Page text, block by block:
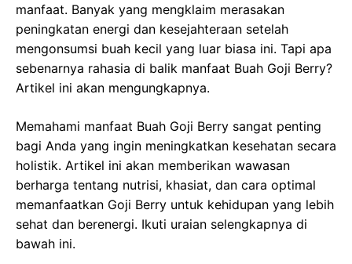
manfaat. Banyak yang mengklaim merasakan
peningkatan energi dan kesejahteraan setelah
mengonsumsi buah kecil yang luar biasa ini. Tapi apa
sebenarnya rahasia di balik manfaat Buah Goji Berry?
Artikel ini akan mengungkapnya.
Memahami manfaat Buah Goji Berry sangat penting
bagi Anda yang ingin meningkatkan kesehatan secara
holistik. Artikel ini akan memberikan wawasan
berharga tentang nutrisi, khasiat, dan cara optimal
memanfaatkan Goji Berry untuk kehidupan yang lebih
sehat dan berenergi. Ikuti uraian selengkapnya di
bawah ini.